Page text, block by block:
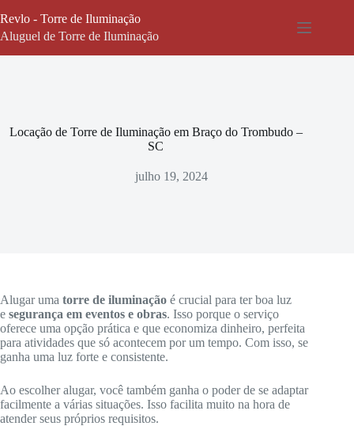
para
o
Revlo - Torre de Iluminação
Aluguel de Torre de Iluminação
Locação de Torre de Iluminação em Braço do Trombudo –
SC
julho 19, 2024
Alugar uma torre de iluminação é crucial para ter boa luz
e segurança em eventos e obras. Isso porque o serviço
oferece uma opção prática e que economiza dinheiro, perfeita
para atividades que só acontecem por um tempo. Com isso, se
ganha uma luz forte e consistente.
Ao escolher alugar, você também ganha o poder de se adaptar
facilmente a várias situações. Isso facilita muito na hora de
atender seus próprios requisitos.